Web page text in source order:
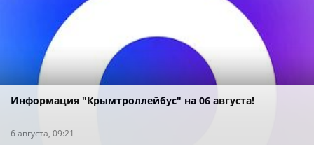
Информация "Крымтроллейбус" на 06 августа!
6 августа, 09:21